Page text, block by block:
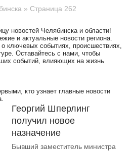
» Страница 262
новостей Челябинска и области!
и актуальные новости региона.
ключевых событиях, происшествиях,
Оставайтесь с нами, чтобы
событий, влияющих на жизнь
кто узнает главные новости
Георгий Шперлинг
получил новое
назначение
Бывший заместитель министра